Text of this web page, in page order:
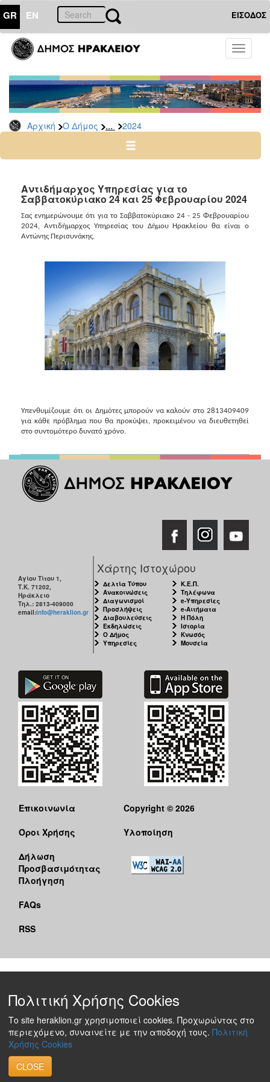
GR EN ΕΙΣΟΔΟΣ
Toggle
Αρχική Ο Δήμος ... 2024
ΔΗΜΟΣ
Δελτία
Τύπου
Αρχείο
2026
2024
2022
2021
2020
2017
2016
2015
2013
2012
2006
ΤΟΠΟΣ
Αντιδήμαρχος Υπηρεσίας για το
Σαββατοκύριακο 24 και 25 Φεβρουαρίου 2024
Σας ενημερώνουμε ότι για το Σαββατοκύριακο 24 - 25 Φεβρουαρίου
2024, Αντιδήμαρχος Υπηρεσίας του Δήμου Ηρακλείου θα είναι ο
Aντώνης Περισυνάκης.
Υπενθυμίζουμε ότι οι Δημότες μπορούν να καλούν στο 2813409409
για κάθε πρόβλημα που θα προκύψει, προκειμένου να διευθετηθεί
στο συντομότερο δυνατό χρόνο.
Αγίου Τίτου 1,
Τ.Κ. 71202,
Ηράκλειο
Τηλ.: 2813-409000
email:info@heraklion.gr
Χάρτης Ιστοχώρου
Δελτία Τύπου
Ανακοινώσεις
Διαγωνισμοί
Προσλήψεις
Διαβουλεύσεις
Εκδηλώσεις
Ο Δήμος
Υπηρεσίες
Κ.Ε.Π.
Τηλέφωνα
e-Υπηρεσίες
e-Αιτήματα
Η Πόλη
Ιστορία
Κνωσός
Μουσεία
Επικοινωνία
Όροι Χρήσης
Δήλωση
Προσβασιμότητας
Πλοήγηση
FAQs
RSS
Copyright © 2026
Υλοποίηση
Πολιτική Χρήσης Cookies
Το site heraklion.gr χρησιμοποιεί cookies. Προχωρώντας στο
περιεχόμενο, συναινείτε με την αποδοχή τους. Πολιτική
Χρήσης Cookies
CLOSE